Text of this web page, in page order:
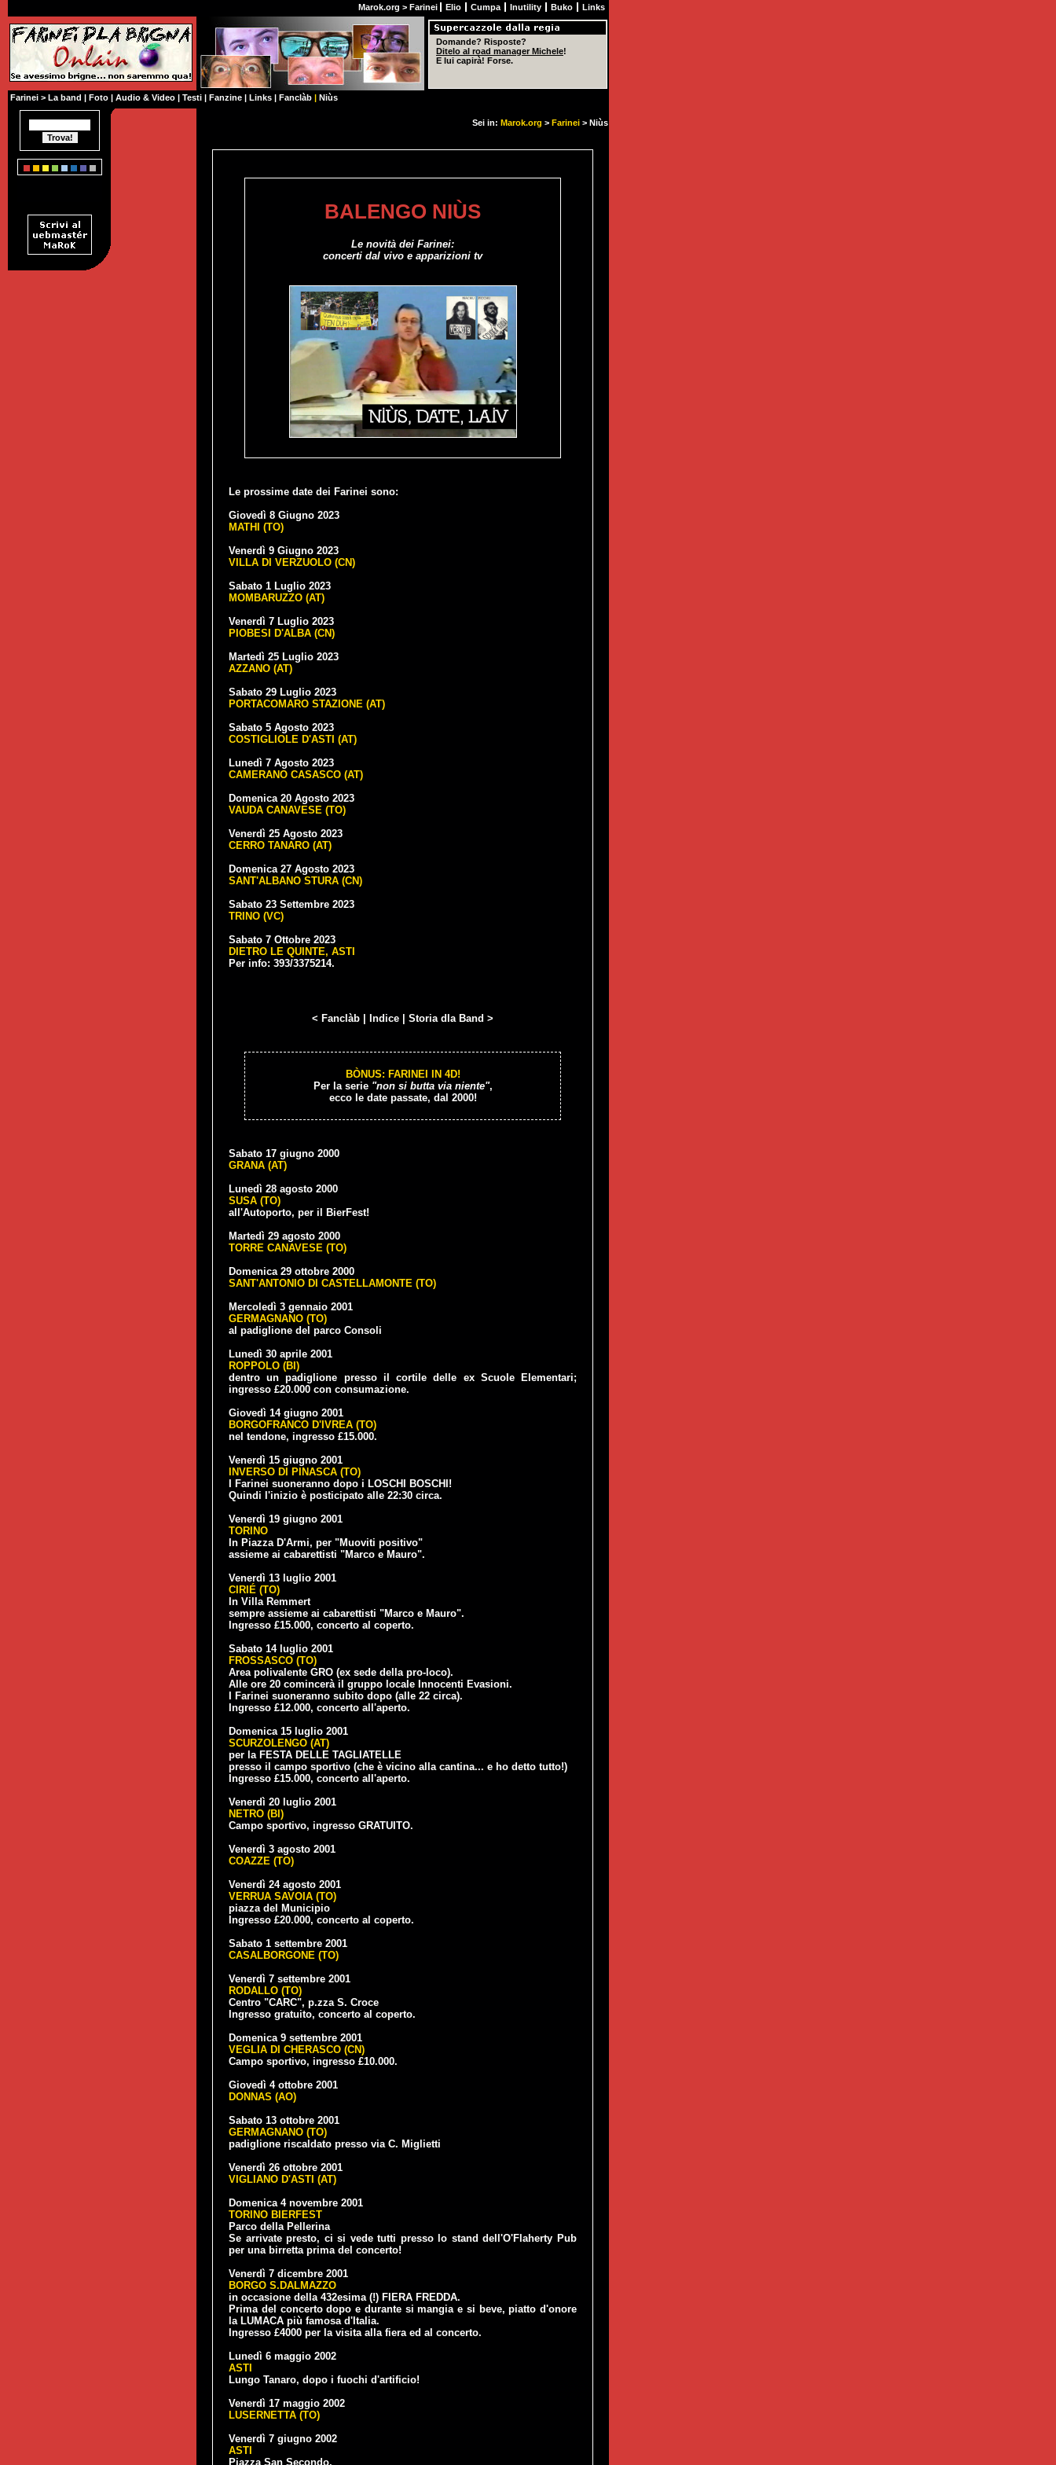
Sei in: Marok.org > Farinei > Niùs
Marok.org > Farinei Elio Cumpa Inutility Buko Links
Farinei > La band | Foto | Audio & Video | Testi | Fanzine | Links | Fanclàb | Niùs
Domande? Risposte?
Ditelo al road manager Michele!
E lui capirà! Forse.
BALENGO NIÙS
Le novità dei Farinei:
concerti dal vivo e apparizioni tv
Le prossime date dei Farinei sono:
Giovedì 8 Giugno 2023
MATHI (TO)
Venerdì 9 Giugno 2023
VILLA DI VERZUOLO (CN)
Sabato 1 Luglio 2023
MOMBARUZZO (AT)
Venerdì 7 Luglio 2023
PIOBESI D'ALBA (CN)
Martedì 25 Luglio 2023
AZZANO (AT)
Sabato 29 Luglio 2023
PORTACOMARO STAZIONE (AT)
Sabato 5 Agosto 2023
COSTIGLIOLE D'ASTI (AT)
Lunedì 7 Agosto 2023
CAMERANO CASASCO (AT)
Domenica 20 Agosto 2023
VAUDA CANAVESE (TO)
Venerdì 25 Agosto 2023
CERRO TANARO (AT)
Domenica 27 Agosto 2023
SANT'ALBANO STURA (CN)
Sabato 23 Settembre 2023
TRINO (VC)
Sabato 7 Ottobre 2023
DIETRO LE QUINTE, ASTI
Per info: 393/3375214.
< Fanclàb Indice Storia dla Band >
BÒNUS: FARINEI IN 4D!
Per la serie "non si butta via niente",
ecco le date passate, dal 2000!
Sabato 17 giugno 2000
GRANA (AT)
Lunedì 28 agosto 2000
SUSA (TO)
all'Autoporto, per il BierFest!
Martedì 29 agosto 2000
TORRE CANAVESE (TO)
Domenica 29 ottobre 2000
SANT'ANTONIO DI CASTELLAMONTE (TO)
Mercoledì 3 gennaio 2001
GERMAGNANO (TO)
al padiglione del parco Consoli
Lunedì 30 aprile 2001
ROPPOLO (BI)
dentro un padiglione presso il cortile delle ex Scuole Elementari;
ingresso £20.000 con consumazione.
Giovedì 14 giugno 2001
BORGOFRANCO D'IVREA (TO)
nel tendone, ingresso £15.000.
Venerdì 15 giugno 2001
INVERSO DI PINASCA (TO)
I Farinei suoneranno dopo i LOSCHI BOSCHI!
Quindi l'inizio è posticipato alle 22:30 circa.
Venerdì 19 giugno 2001
TORINO
In Piazza D'Armi, per "Muoviti positivo"
assieme ai cabarettisti "Marco e Mauro".
Venerdì 13 luglio 2001
CIRIÉ (TO)
In Villa Remmert
sempre assieme ai cabarettisti "Marco e Mauro".
Ingresso £15.000, concerto al coperto.
Sabato 14 luglio 2001
FROSSASCO (TO)
Area polivalente GRO (ex sede della pro-loco).
Alle ore 20 comincerà il gruppo locale Innocenti Evasioni.
I Farinei suoneranno subito dopo (alle 22 circa).
Ingresso £12.000, concerto all'aperto.
Domenica 15 luglio 2001
SCURZOLENGO (AT)
per la FESTA DELLE TAGLIATELLE
presso il campo sportivo (che è vicino alla cantina... e ho detto tutto!)
Ingresso £15.000, concerto all'aperto.
Venerdì 20 luglio 2001
NETRO (BI)
Campo sportivo, ingresso GRATUITO.
Venerdì 3 agosto 2001
COAZZE (TO)
Venerdì 24 agosto 2001
VERRUA SAVOIA (TO)
piazza del Municipio
Ingresso £20.000, concerto al coperto.
Sabato 1 settembre 2001
CASALBORGONE (TO)
Venerdì 7 settembre 2001
RODALLO (TO)
Centro "CARC", p.zza S. Croce
Ingresso gratuito, concerto al coperto.
Domenica 9 settembre 2001
VEGLIA DI CHERASCO (CN)
Campo sportivo, ingresso £10.000.
Giovedì 4 ottobre 2001
DONNAS (AO)
Sabato 13 ottobre 2001
GERMAGNANO (TO)
padiglione riscaldato presso via C. Miglietti
Venerdì 26 ottobre 2001
VIGLIANO D'ASTI (AT)
Domenica 4 novembre 2001
TORINO BIERFEST
Parco della Pellerina
Se arrivate presto, ci si vede tutti presso lo stand dell'O'Flaherty Pub
per una birretta prima del concerto!
Venerdì 7 dicembre 2001
BORGO S.DALMAZZO
in occasione della 432esima (!) FIERA FREDDA.
Prima del concerto dopo e durante si mangia e si beve, piatto d'onore
la LUMACA più famosa d'Italia.
Ingresso £4000 per la visita alla fiera ed al concerto.
Lunedì 6 maggio 2002
ASTI
Lungo Tanaro, dopo i fuochi d'artificio!
Venerdì 17 maggio 2002
LUSERNETTA (TO)
Venerdì 7 giugno 2002
ASTI
Piazza San Secondo.